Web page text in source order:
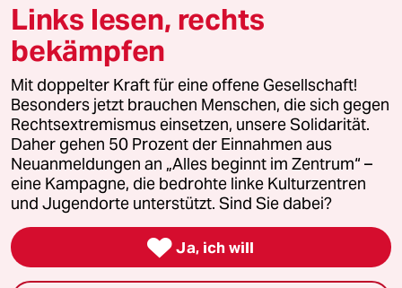
© 2026 taz Verlags und Vertriebs GmbH
Alle Rechte vorbehalten. Bei rechtlichen Fragen oder für Genehmigungen
wenden Sie sich bitte an
lizenzen@taz.de
Feedback Redaktionsstatut Kommune-Richtlinien
Leitlinie Informant Datenschutz Impressum AGB
Seitenwende Einwilligungen widerrufen (Ads)
Links lesen, rechts
bekämpfen
Mit doppelter Kraft für eine offene Gesellschaft!
Besonders jetzt brauchen Menschen, die sich gegen
Rechtsextremismus einsetzen, unsere Solidarität.
Daher gehen 50 Prozent der Einnahmen aus
Neuanmeldungen an „Alles beginnt im Zentrum“ –
eine Kampagne, die bedrohte linke Kulturzentren
und Jugendorte unterstützt. Sind Sie dabei?
 Ja, ich will